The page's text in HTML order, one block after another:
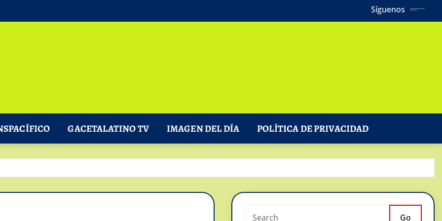
Síguenos
GACETALATINO TV IMAGEN DEL DÍA POLÍTICA DE PRIVACIDAD
Go